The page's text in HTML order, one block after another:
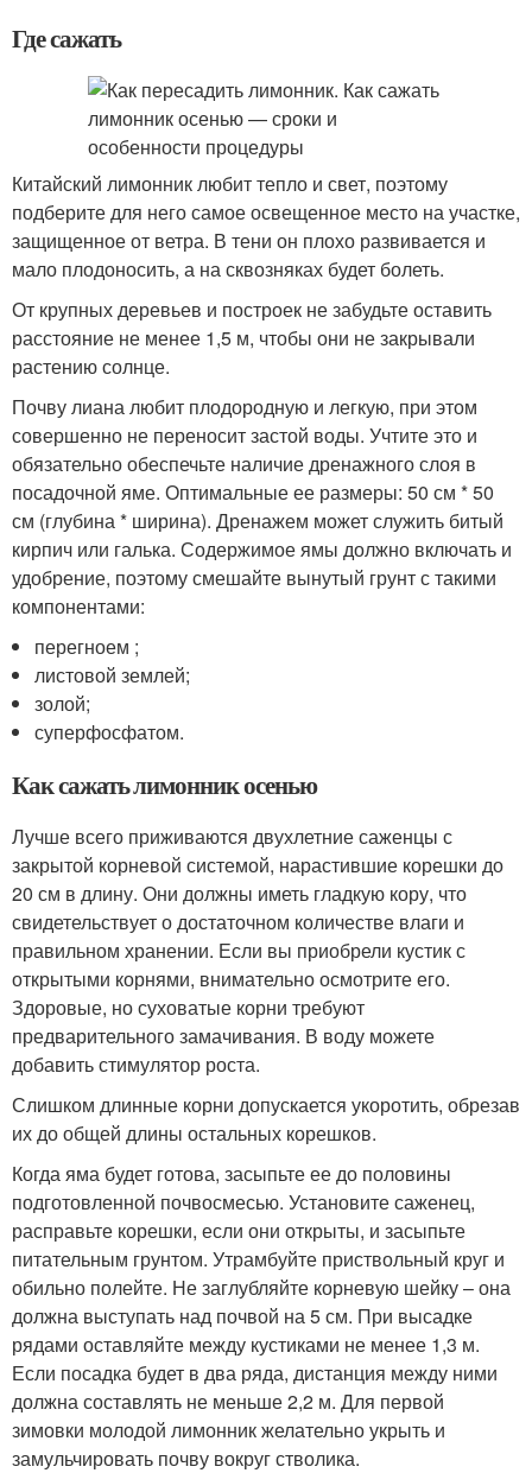
Где сажать
Китайский лимонник любит тепло и свет, поэтому
подберите для него самое освещенное место на участке,
защищенное от ветра. В тени он плохо развивается и
мало плодоносить, а на сквозняках будет болеть.
От крупных деревьев и построек не забудьте оставить
расстояние не менее 1,5 м, чтобы они не закрывали
растению солнце.
Почву лиана любит плодородную и легкую, при этом
совершенно не переносит застой воды. Учтите это и
обязательно обеспечьте наличие дренажного слоя в
посадочной яме. Оптимальные ее размеры: 50 см * 50
см (глубина * ширина). Дренажем может служить битый
кирпич или галька. Содержимое ямы должно включать и
удобрение, поэтому смешайте вынутый грунт с такими
компонентами:
перегноем ;
листовой землей;
золой;
суперфосфатом.
Как сажать лимонник осенью
Лучше всего приживаются двухлетние саженцы с
закрытой корневой системой, нарастившие корешки до
20 см в длину. Они должны иметь гладкую кору, что
свидетельствует о достаточном количестве влаги и
правильном хранении. Если вы приобрели кустик с
открытыми корнями, внимательно осмотрите его.
Здоровые, но суховатые корни требуют
предварительного замачивания. В воду можете
добавить стимулятор роста.
Слишком длинные корни допускается укоротить, обрезав
их до общей длины остальных корешков.
Когда яма будет готова, засыпьте ее до половины
подготовленной почвосмесью. Установите саженец,
расправьте корешки, если они открыты, и засыпьте
питательным грунтом. Утрамбуйте приствольный круг и
обильно полейте. Не заглубляйте корневую шейку – она
должна выступать над почвой на 5 см. При высадке
рядами оставляйте между кустиками не менее 1,3 м.
Если посадка будет в два ряда, дистанция между ними
должна составлять не меньше 2,2 м. Для первой
зимовки молодой лимонник желательно укрыть и
замульчировать почву вокруг стволика.